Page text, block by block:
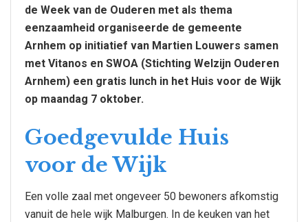
de Week van de Ouderen met als thema
eenzaamheid organiseerde de gemeente
Arnhem op initiatief van Martien Louwers samen
met Vitanos en SWOA (Stichting Welzijn Ouderen
Arnhem) een gratis lunch in het Huis voor de Wijk
op maandag 7 oktober.
Goedgevulde Huis
voor de Wijk
Een volle zaal met ongeveer 50 bewoners afkomstig
vanuit de hele wijk Malburgen. In de keuken van het